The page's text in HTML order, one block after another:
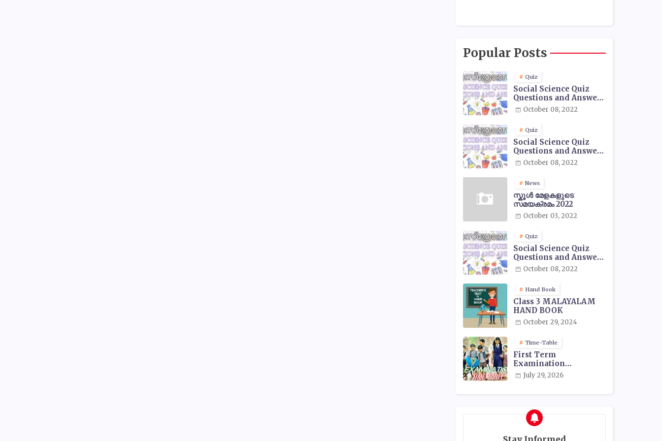
Popular Posts
Quiz
Social Science Quiz
Questions and Answers
- 01October 08, 2022
Quiz
Social Science Quiz
Questions and Answers
- 02October 08, 2022
News
സ്കൂൾ മേളകളുടെ
സമയക്രമം 2022
October 03, 2022
Quiz
Social Science Quiz
Questions and Answers
- 03October 08, 2022
Hand Book
Class 3 MALAYALAM
HAND BOOK
October 29, 2024
Time-Table
First Term
Examination
Timetable 2026
July 29, 2026